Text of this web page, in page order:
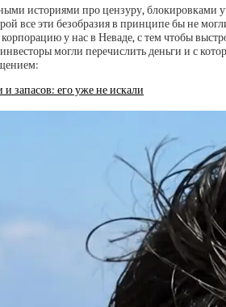
историями про цензуру,
все эти безобразия в принципе бы не
у нас в Неваде, с тем чтобы
могли перечислить деньги и с
запасов: его уже не искали